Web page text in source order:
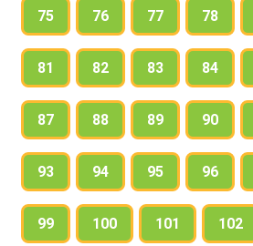
75 76 77 78
81 82 83 84
87 88 89 90
93 94 95 96
99 100 101 102